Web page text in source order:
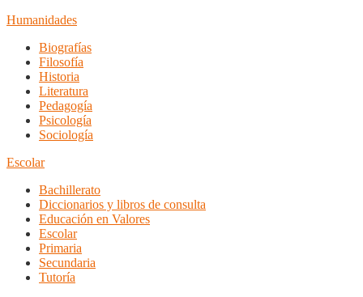
Humanidades
Biografías
Filosofía
Historia
Literatura
Pedagogía
Psicología
Sociología
Escolar
Bachillerato
Diccionarios y libros de consulta
Educación en Valores
Escolar
Primaria
Secundaria
Tutoría